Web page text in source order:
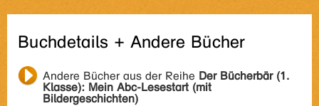
Buchdetails + Andere Bücher
Andere Bücher aus der Reihe Der Bücherbär (1.
Klasse): Mein Abc-Lesestart (mit
Bildergeschichten)